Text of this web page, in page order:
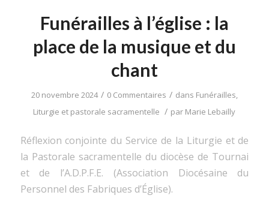
Funérailles à l’église : la
place de la musique et du
chant
20 novembre 2024 / 0 Commentaires / dans Funérailles,
Liturgie et pastorale sacramentelle / par Marie Lebailly
Réflexion conjointe du Service de la Liturgie et de
la Pastorale sacramentelle du diocèse de Tournai
et de l’A.D.P.F.E. (Association Diocésaine du
Personnel des Fabriques d’Église).